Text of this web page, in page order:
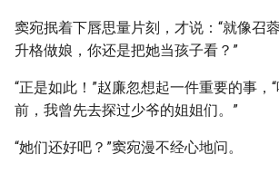
窦宛抿着下唇思量片刻，才说：“就像召
升格做娘，你还是把她当孩子看？”
“正是如此！”赵廉忽想起一件重要的事，
前，我曾先去探过少爷的姐姐们。”
“她们还好吧？”窦宛漫不经心地问。